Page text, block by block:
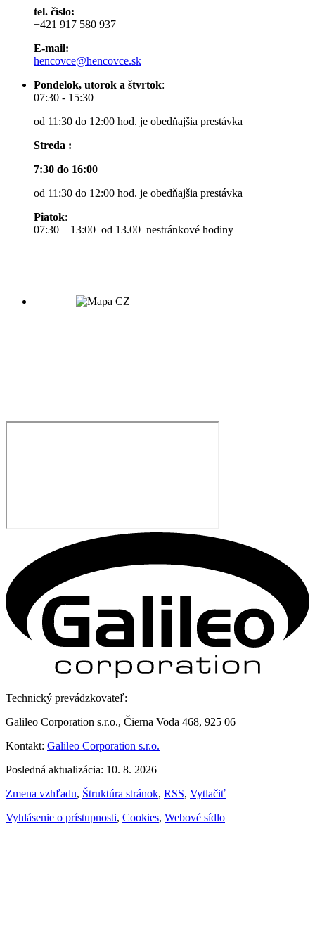
tel. číslo:
+421 917 580 937
E-mail:
hencovce@hencovce.sk
Pondelok, utorok a štvrtok:
07:30 - 15:30
od 11:30 do 12:00 hod. je obedňajšia prestávka
Streda :
7:30 do 16:00
od 11:30 do 12:00 hod. je obedňajšia prestávka
Piatok:
07:30 – 13:00 od 13.00 nestránkové hodiny
Technický prevádzkovateľ:
Galileo Corporation s.r.o., Čierna Voda 468, 925 06
Kontakt: Galileo Corporation s.r.o.
Posledná aktualizácia: 10. 8. 2026
Zmena vzhľadu, Štruktúra stránok, RSS, Vytlačiť
Vyhlásenie o prístupnosti, Cookies, Webové sídlo